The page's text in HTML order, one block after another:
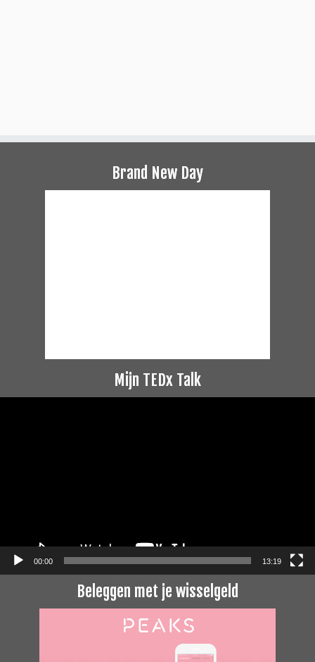
Brand New Day
Mijn TEDx Talk
00:00 13:19
Beleggen met je wisselgeld